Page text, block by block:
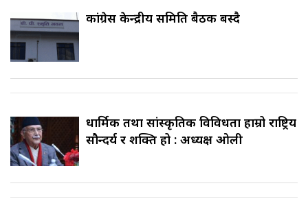
कांग्रेस केन्द्रीय समिति बैठक बस्दै
धार्मिक तथा सांस्कृतिक विविधता हाम्रो राष्ट्रिय
सौन्दर्य र शक्ति हो : अध्यक्ष ओली